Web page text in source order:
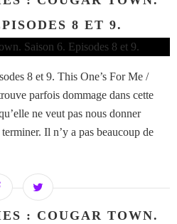
8 ET 9.
8 et 9. This One’s For Me /
parfois dommage dans cette
ne veut pas nous donner
Il n’y a pas beaucoup de
: COUGAR TOWN.